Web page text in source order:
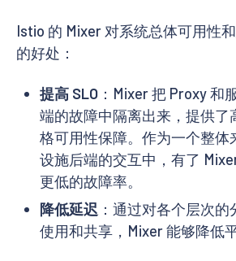
Istio 的 Mixer 对系统总体可用性
的好处：
提高 SLO：Mixer 把 Proxy 和
端的故障中隔离出来，提供了
格可用性保障。作为一个整体
设施后端的交互中，有了
更低的故障率。
降低延迟 ：通过对各个层次
使用和共享，Mixer 能够降低